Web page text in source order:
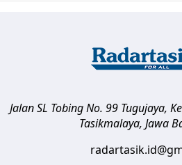
Jalan SL Tobing No. 99 Tugujaya,
Tasikmalaya, Jawa